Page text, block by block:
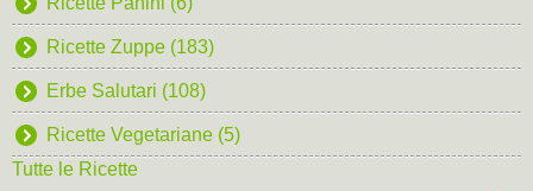
Ricette Zuppe (183)
Erbe Salutari (108)
Ricette Vegetariane (5)
Tutte le Ricette